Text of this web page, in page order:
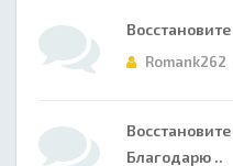
Благодарю ..